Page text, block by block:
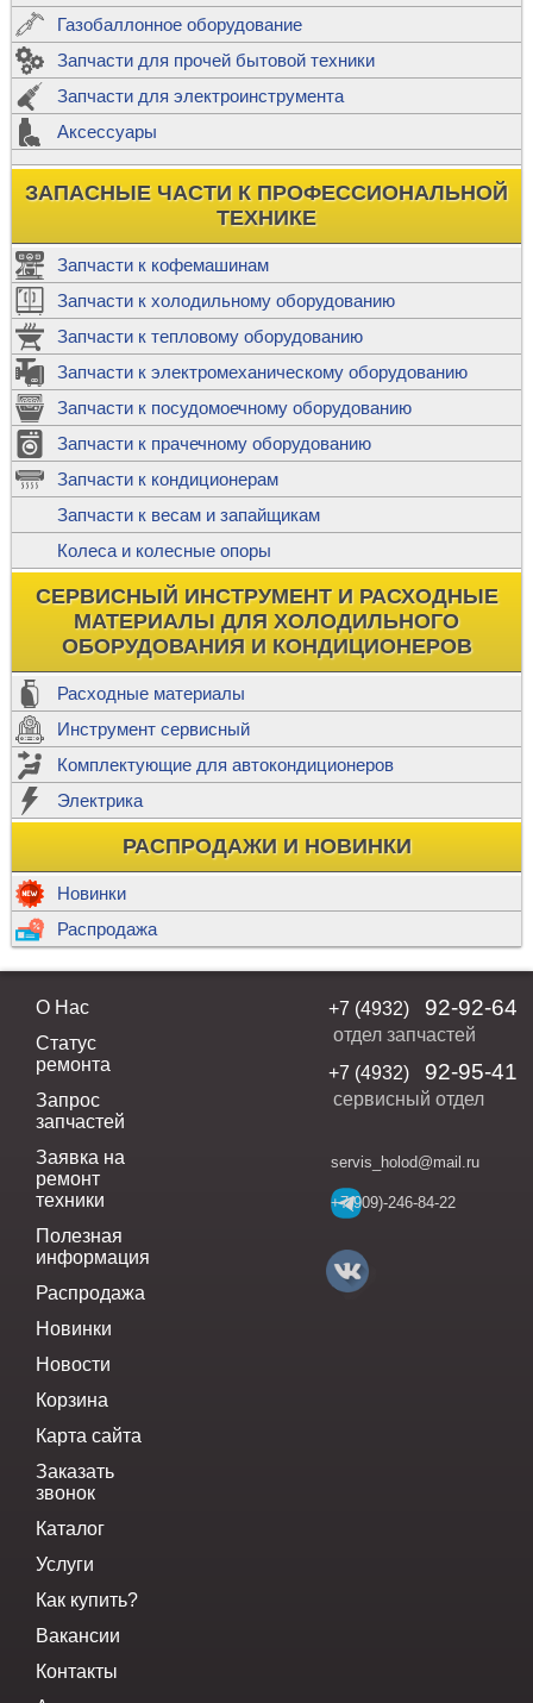
Газобаллонное оборудование
Запчасти для прочей бытовой техники
Запчасти для электроинструмента
Аксессуары
ЗАПАСНЫЕ ЧАСТИ К ПРОФЕССИОНАЛЬНОЙ
ТЕХНИКЕ
Запчасти к кофемашинам
Запчасти к холодильному оборудованию
Запчасти к тепловому оборудованию
Запчасти к электромеханическому оборудованию
Запчасти к посудомоечному оборудованию
Запчасти к прачечному оборудованию
Запчасти к кондиционерам
Запчасти к весам и запайщикам
Колеса и колесные опоры
СЕРВИСНЫЙ ИНСТРУМЕНТ И РАСХОДНЫЕ
МАТЕРИАЛЫ ДЛЯ ХОЛОДИЛЬНОГО
ОБОРУДОВАНИЯ И КОНДИЦИОНЕРОВ
Расходные материалы
Инструмент сервисный
Комплектующие для автокондиционеров
Электрика
РАСПРОДАЖИ И НОВИНКИ
Новинки
Распродажа
О Нас
Статус
ремонта
Запрос
запчастей
Заявка на
ремонт
техники
Полезная
информация
Распродажа
Новинки
Новости
Корзина
Карта сайта
Заказать
звонок
Каталог
Услуги
Как купить?
Вакансии
Контакты
+7 (4932) 92-92-64
отдел запчастей
+7 (4932)
92-95-41
сервисный отдел
servis_holod@mail.ru
+7(909)-246-84-22